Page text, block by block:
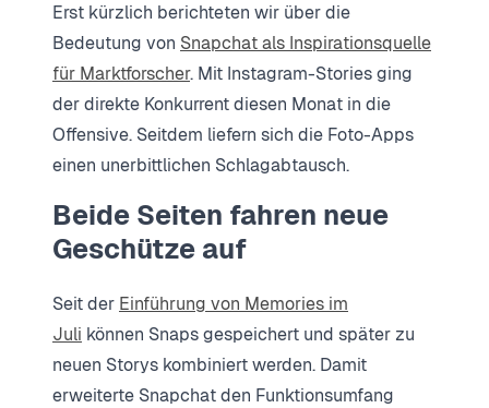
Erst kürzlich berichteten wir über die
Bedeutung von Snapchat als Inspirationsquelle
für Marktforscher. Mit Instagram-Stories ging
der direkte Konkurrent diesen Monat in die
Offensive. Seitdem liefern sich die Foto-Apps
einen unerbittlichen Schlagabtausch.
Beide Seiten fahren neue
Geschütze auf
Seit der Einführung von Memories im
Juli können Snaps gespeichert und später zu
neuen Storys kombiniert werden. Damit
erweiterte Snapchat den Funktionsumfang